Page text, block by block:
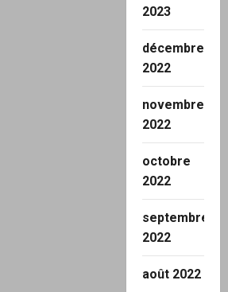
2023
décembre
2022
novembre
2022
octobre
2022
septembre
2022
août 2022